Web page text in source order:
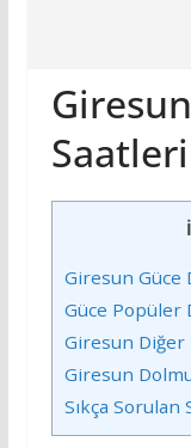
Saatleri
Giresun Güce
Güce Popüler
Giresun Diğer
Giresun
Sıkça Sorulan